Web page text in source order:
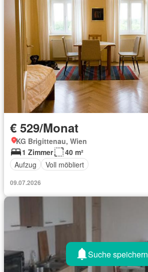
€ 529/Monat
KG Brigittenau, Wien
1 Zimmer
40 m²
Aufzug
Voll möbliert
09.07.2026
Suche speichern